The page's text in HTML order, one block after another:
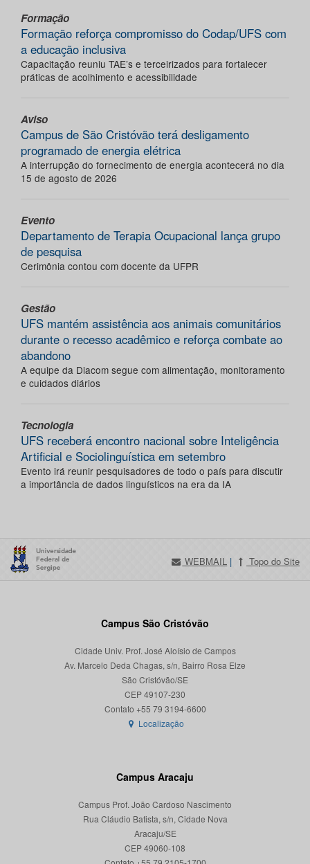
Formação
Formação reforça compromisso do Codap/UFS com
a educação inclusiva
Capacitação reuniu TAE’s e terceirizados para fortalecer
práticas de acolhimento e acessibilidade
Aviso
Campus de São Cristóvão terá desligamento
programado de energia elétrica
A interrupção do fornecimento de energia acontecerá no dia
15 de agosto de 2026
Evento
Departamento de Terapia Ocupacional lança grupo
de pesquisa
Cerimônia contou com docente da UFPR
Gestão
UFS mantém assistência aos animais comunitários
durante o recesso acadêmico e reforça combate ao
abandono
A equipe da Diacom segue com alimentação, monitoramento
e cuidados diários
Tecnologia
UFS receberá encontro nacional sobre Inteligência
Artificial e Sociolinguística em setembro
Evento irá reunir pesquisadores de todo o país para discutir
a importância de dados linguísticos na era da IA
WEBMAIL | Topo do Site
Campus São Cristóvão
Cidade Univ. Prof. José Aloísio de Campos
Av. Marcelo Deda Chagas, s/n, Bairro Rosa Elze
São Cristóvão/SE
CEP 49107-230
Localização
Campus Aracaju
Campus Prof. João Cardoso Nascimento
Rua Cláudio Batista, s/n, Cidade Nova
Aracaju/SE
CEP 49060-108